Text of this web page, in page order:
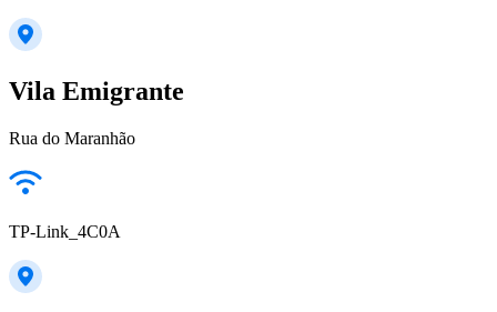
Vila Emigrante
Rua do Maranhão
TP-Link_4C0A